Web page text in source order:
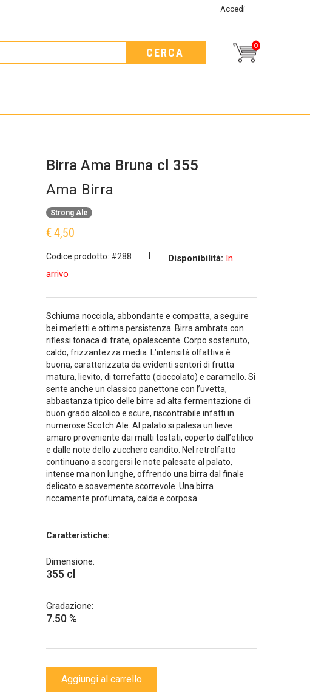
Accedi
CERCA
0
Birra Ama Bruna cl 355
Ama Birra
Strong Ale
€ 4,50
Codice prodotto: #288 Disponibilità: In
arrivo
Schiuma nocciola, abbondante e compatta, a seguire
bei merletti e ottima persistenza. Birra ambrata con
riflessi tonaca di frate, opalescente. Corpo sostenuto,
caldo, frizzantezza media. L’intensità olfattiva è
buona, caratterizzata da evidenti sentori di frutta
matura, lievito, di torrefatto (cioccolato) e caramello. Si
sente anche un classico panettone con l’uvetta,
abbastanza tipico delle birre ad alta fermentazione di
buon grado alcolico e scure, riscontrabile infatti in
numerose Scotch Ale. Al palato si palesa un lieve
amaro proveniente dai malti tostati, coperto dall’etilico
e dalle note dello zucchero candito. Nel retrolfatto
continuano a scorgersi le note palesate al palato,
intense ma non lunghe, offrendo una birra dal finale
delicato e soavemente scorrevole. Una birra
riccamente profumata, calda e corposa.
Caratteristiche:
Dimensione:
355 cl
Gradazione:
7.50 %
Aggiungi al carrello